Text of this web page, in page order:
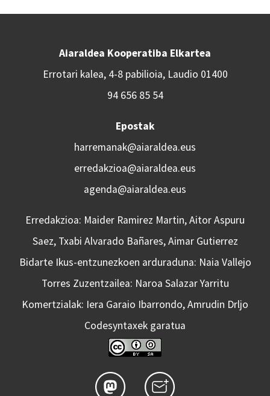
Aiaraldea Kooperatiba Elkartea
Errotari kalea, 4-8 pabilioia, Laudio 01400
94 656 85 54
Epostak
harremanak@aiaraldea.eus
erredakzioa@aiaraldea.eus
agenda@aiaraldea.eus
Erredakzioa: Maider Ramirez Martin, Aitor Aspuru
Saez, Txabi Alvarado Bañares, Aimar Gutierrez
Bidarte Ikus-entzunezkoen arduraduna: Naia Vallejo
Torres Zuzentzailea: Naroa Salazar Yarritu
Komertzialak: Iera Garaio Ibarrondo, Amrudin Drljo
Codesyntaxek garatua